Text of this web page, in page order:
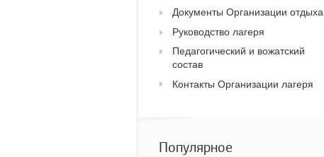
Документы Организации отдыха
Руководство лагеря
Педагогический и вожатский
состав
Контакты Организации лагеря
Популярное